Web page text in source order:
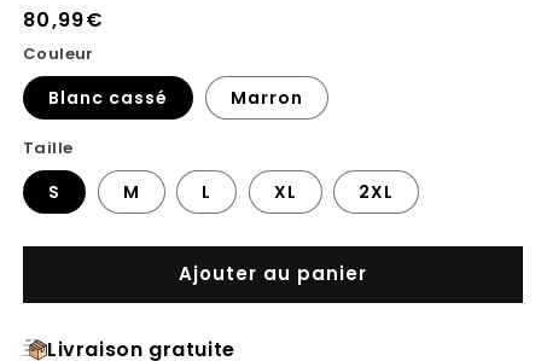
Prix
habituel
80,99€
Couleur
Blanc cassé Marron
Taille
S M L XL 2XL
Ajouter au panier
Livraison gratuite